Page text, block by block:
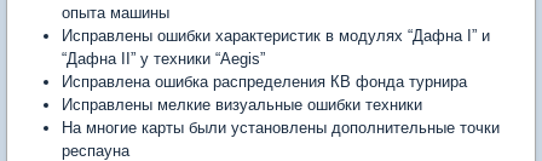
опыта машины
Исправлены ошибки характеристик в модулях “Дафна I” и
“Дафна II” у техники “Aegis”
Исправлена ошибка распределения КВ фонда турнира
Исправлены мелкие визуальные ошибки техники
На многие карты были установлены дополнительные точки
респауна